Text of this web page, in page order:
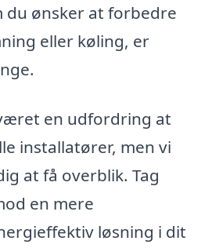
du ønsker at forbedre
eller køling, er
en udfordring at
installatører, men vi
at få overblik. Tag
en mere
løsning i dit